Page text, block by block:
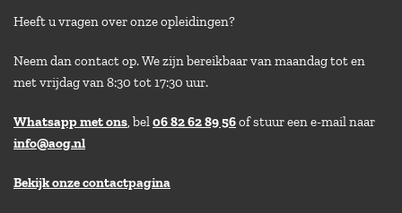
Heeft u vragen over onze opleidingen?
Neem dan contact op. We zijn bereikbaar van maandag tot en
met vrijdag van 8:30 tot 17:30 uur.
Whatsapp met ons, bel06 82 62 89 56of stuur een e-mail naar
info@aog.nl
Bekijk onze contactpagina